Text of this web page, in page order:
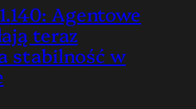
Agentowe
teraz
stabilność w